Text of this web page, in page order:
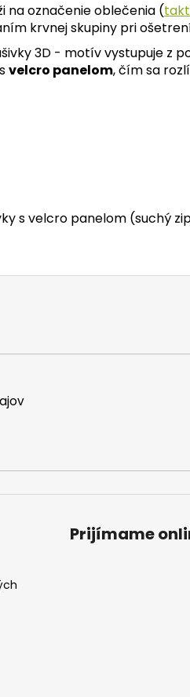
na označenie oblečenia (
krvnej skupiny pri
3D - motív vystupuje z
velcro panelom, čím sa
s velcro panelom (suchý
Prijímame